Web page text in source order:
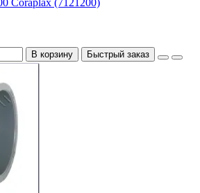
Coraplax (7121200)
В корзину Быстрый заказ